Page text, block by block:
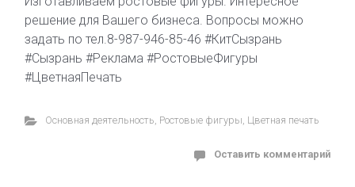
решение для Вашего бизнеса. Вопросы можно
задать по тел.8-987-946-85-46 #КитСызрань
#Сызрань #Реклама #РостовыеФигуры
#ЦветнаяПечать
Основная деятельность, Ростовые фигуры, Цветная печать
Оставить комментарий